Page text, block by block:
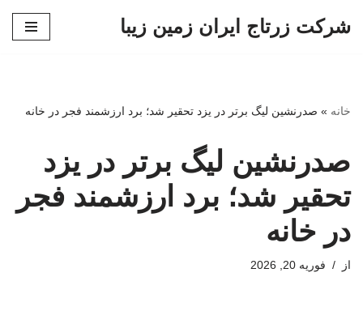
شرکت زرتاج ایران زمین زیبا
خانه » صدرنشین لیگ برتر در یزد تحقیر شد؛ برد ارزشمند فجر در خانه
صدرنشین لیگ برتر در یزد
تحقیر شد؛ برد ارزشمند فجر
در خانه
از فوریه 20, 2026